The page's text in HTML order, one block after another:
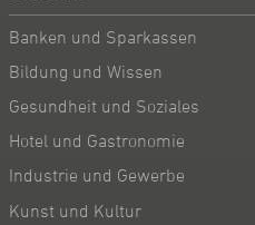
Banken und Sparkassen
Bildung und Wissen
Gesundheit und Soziales
Hotel und Gastronomie
Industrie und Gewerbe
Kunst und Kultur